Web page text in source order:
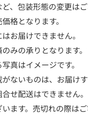
、包装形態の変更はご
格となります。
お届けできません。
みの承りとなります
真はイメージです。
ないものは、お届けす
せ配送はできません。
ます。売切れの際はご